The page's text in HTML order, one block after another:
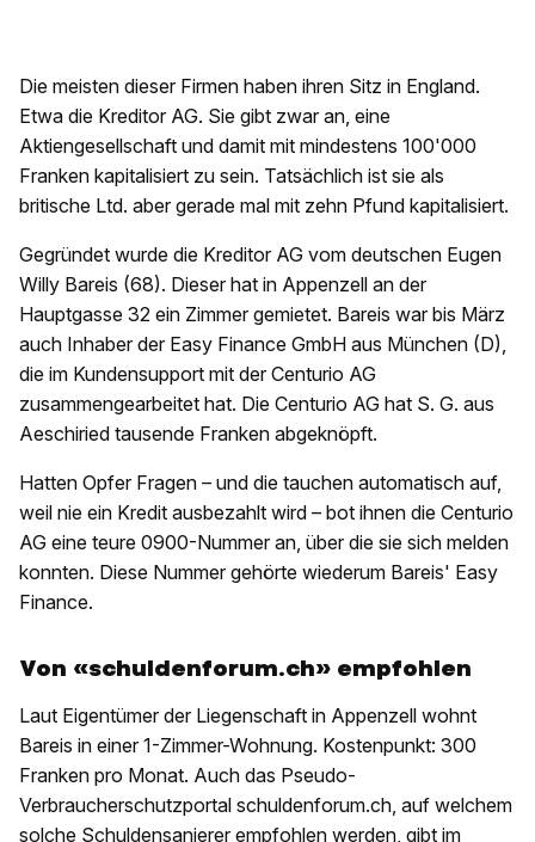
Die meisten dieser Firmen haben ihren Sitz in England.
Etwa die Kreditor AG. Sie gibt zwar an, eine
Aktiengesellschaft und damit mit mindestens 100'000
Franken kapitalisiert zu sein. Tatsächlich ist sie als
britische Ltd. aber gerade mal mit zehn Pfund kapitalisiert.
Gegründet wurde die Kreditor AG vom deutschen Eugen
Willy Bareis (68). Dieser hat in Appenzell an der
Hauptgasse 32 ein Zimmer gemietet. Bareis war bis März
auch Inhaber der Easy Finance GmbH aus München (D),
die im Kundensupport mit der Centurio AG
zusammengearbeitet hat. Die Centurio AG hat S. G. aus
Aeschiried tausende Franken abgeknöpft.
Hatten Opfer Fragen – und die tauchen automatisch auf,
weil nie ein Kredit ausbezahlt wird – bot ihnen die Centurio
AG eine teure 0900-Nummer an, über die sie sich melden
konnten. Diese Nummer gehörte wiederum Bareis' Easy
Finance.
Von «schuldenforum.ch» empfohlen
Laut Eigentümer der Liegenschaft in Appenzell wohnt
Bareis in einer 1-Zimmer-Wohnung. Kostenpunkt: 300
Franken pro Monat. Auch das Pseudo-
Verbraucherschutzportal schuldenforum.ch, auf welchem
solche Schuldensanierer empfohlen werden, gibt im